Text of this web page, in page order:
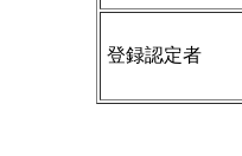
登録認定者